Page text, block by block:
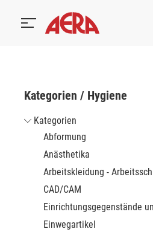
Kategorien / Hygiene
Kategorien
Abformung
Anästhetika
Arbeitskleidung -
CAD/CAM
Einrichtungsgegenstände
Einwegartikel